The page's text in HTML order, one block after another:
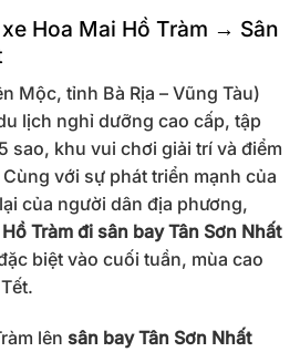
Hoa Mai Hồ Tràm → Sân
Mộc, tỉnh Bà Rịa – Vũng Tàu)
lịch nghỉ dưỡng cao cấp, tập
sao, khu vui chơi giải trí và điểm
với sự phát triển mạnh của
của người dân địa phương,
Tràm đi sân bay Tân Sơn Nhất
biệt vào cuối tuần, mùa cao
lên sân bay Tân Sơn Nhất